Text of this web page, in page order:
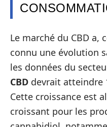
Le marché du CBD a,
connu une évolution
les données du
CBD devrait atteindre
Cette croissance est
croissant pour les